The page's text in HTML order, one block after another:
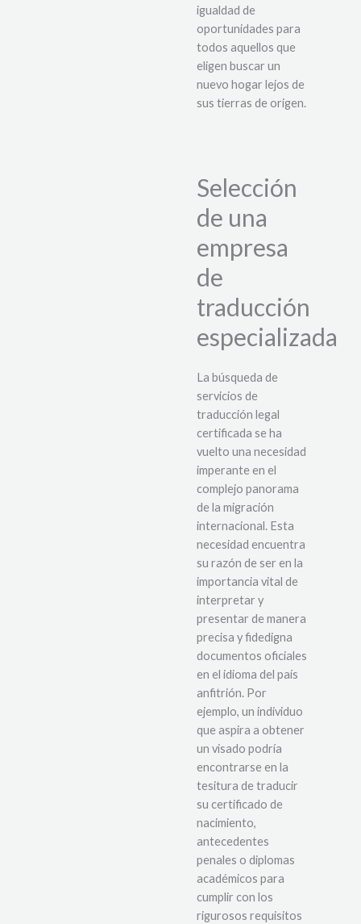
igualdad de
oportunidades para
todos aquellos que
eligen buscar un
nuevo hogar lejos de
sus tierras de origen.
Selección
de una
empresa
de
traducción
especializada
La búsqueda de
servicios de
traducción legal
certificada se ha
vuelto una necesidad
imperante en el
complejo panorama
de la migración
internacional. Esta
necesidad encuentra
su razón de ser en la
importancia vital de
interpretar y
presentar de manera
precisa y fidedigna
documentos oficiales
en el idioma del país
anfitrión. Por
ejemplo, un individuo
que aspira a obtener
un visado podría
encontrarse en la
tesitura de traducir
su certificado de
nacimiento,
antecedentes
penales o diplomas
académicos para
cumplir con los
rigurosos requisitos